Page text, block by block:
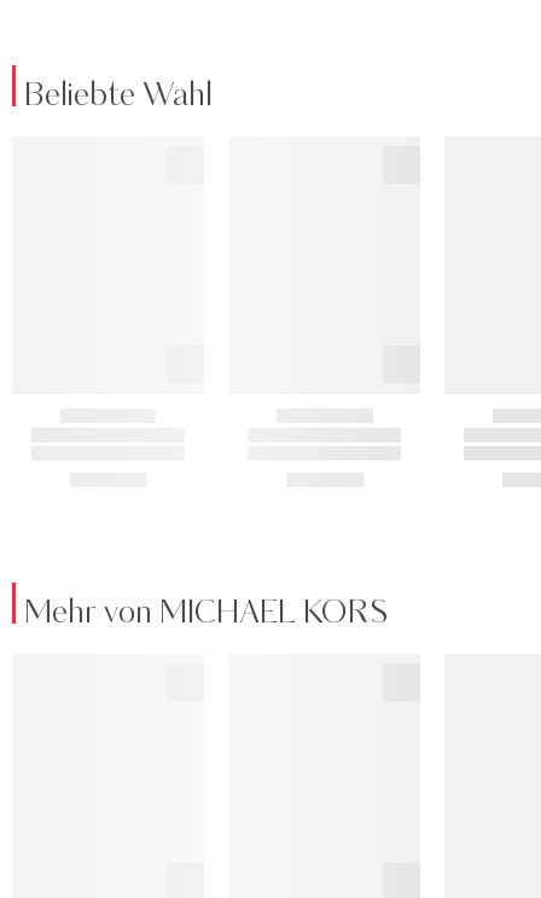
Beliebte Wahl
Mehr von MICHAEL KORS